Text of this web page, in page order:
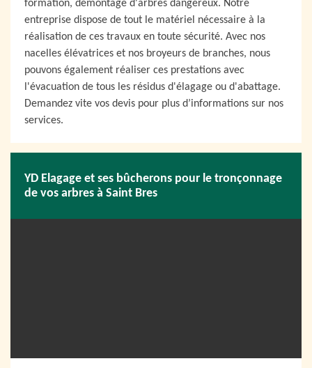
formation, démontage d'arbres dangereux. Notre
entreprise dispose de tout le matériel nécessaire à la
réalisation de ces travaux en toute sécurité. Avec nos
nacelles élévatrices et nos broyeurs de branches, nous
pouvons également réaliser ces prestations avec
l'évacuation de tous les résidus d'élagage ou d'abattage.
Demandez vite vos devis pour plus d’informations sur nos
services.
YD Elagage et ses bûcherons pour le tronçonnage
de vos arbres à Saint Bres